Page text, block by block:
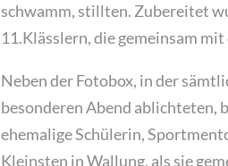
schwamm, stillten. Zubereitet
11.Klässlern, die gemeinsam
Neben der Fotobox, in der
besonderen Abend ablichteten,
ehemalige Schülerin,
Kleinsten in Wallung, als sie